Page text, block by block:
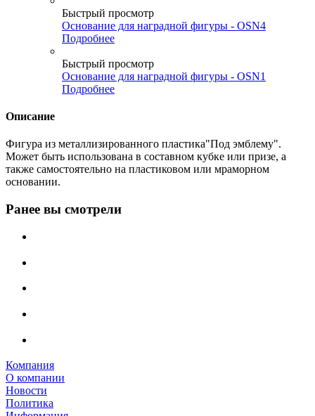
Быстрый просмотр
Основание для наградной фигуры - OSN4
Подробнее
Быстрый просмотр
Основание для наградной фигуры - OSN1
Подробнее
Описание
Фигура из металлизированного пластика"Под эмблему".
Может быть использована в составном кубке или призе, а
также самостоятельно на пластиковом или мраморном
основании.
Ранее вы смотрели
Компания
О компании
Новости
Политика